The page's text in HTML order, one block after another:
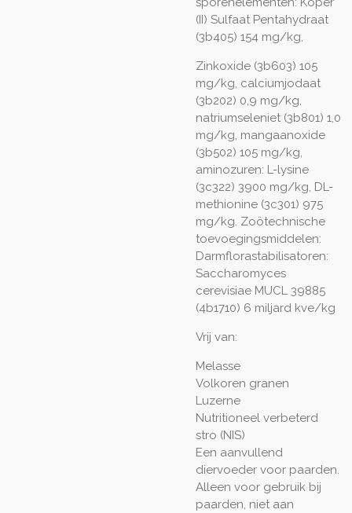
(II) Sulfaat Pentahydraat
(3b405) 154 mg/kg,
Zinkoxide (3b603) 105
mg/kg, calciumjodaat
(3b202) 0,9 mg/kg,
natriumseleniet (3b801) 1,0
mg/kg, mangaanoxide
(3b502) 105 mg/kg,
aminozuren: L-lysine
(3c322) 3900 mg/kg, DL-
methionine (3c301) 975
mg/kg. Zoötechnische
toevoegingsmiddelen:
Darmflorastabilisatoren:
Saccharomyces
cerevisiae MUCL 39885
(4b1710) 6 miljard kve/kg
Vrij van:
Melasse
Volkoren granen
Luzerne
Nutritioneel verbeterd
stro (NIS)
Een aanvullend
diervoeder voor paarden.
Alleen voor gebruik bij
paarden, niet aan